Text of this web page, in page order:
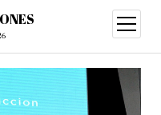
abrir
menú